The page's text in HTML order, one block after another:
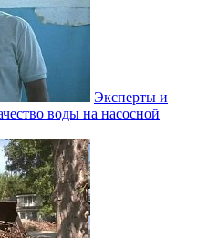
Эксперты и
воды на насосной